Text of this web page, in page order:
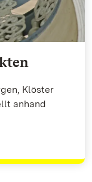
Klöster
anhand